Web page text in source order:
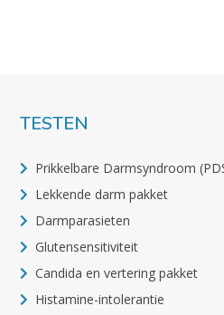
TESTEN
Prikkelbare Darmsyndroom
Lekkende darm pakket
Darmparasieten
Glutensensitiviteit
Candida en vertering pakket
Histamine-intolerantie